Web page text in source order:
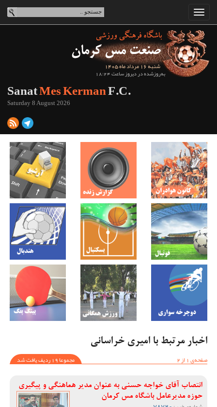
شنبه 16 مرداد ماه 1405
به‌روزشده در دیروز ساعت 18:24
SanatMes KermanF.C.
Saturday 8 August 2026
اخبار مرتبط با امیری خراسانی
صفحه‌ی 1 از 2
مجموعا 19 ردیف یافت شد
انتصاب آقای خواجه حسنی به عنوان مدیر هماهنگی و پیگیری
حوزه مدیرعامل باشگاه مس کرمان